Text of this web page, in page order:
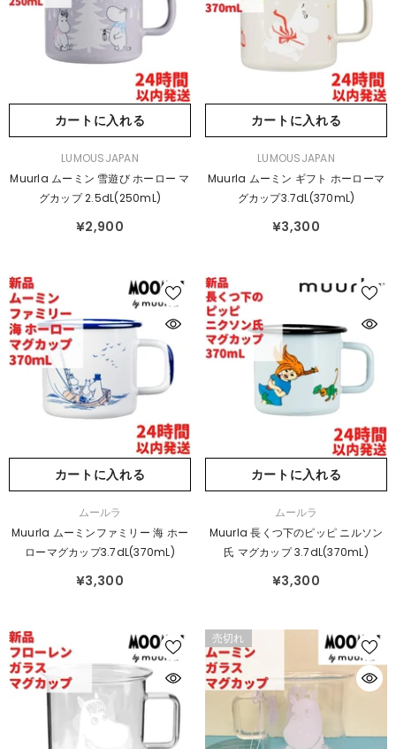
カートに入れる
売
LUMOUSJAPAN
Muurla ムーミン 雪遊び ホーロー マ
グカップ 2.5dL(250mL)
¥2,900
カートに入れる
売
LUMOUSJAPAN
Muurla ムーミン ギフト ホーローマ
グカップ3.7dL(370mL)
¥3,300
カートに入れる
売
元：
ムールラ
Muurla ムーミンファミリー 海 ホー
ローマグカップ3.7dL(370mL)
¥3,300
カートに入れる
売
元：
ムールラ
Muurla 長くつ下のピッピ ニルソン
氏 マグカップ 3.7dL(370mL)
¥3,300
売切れ